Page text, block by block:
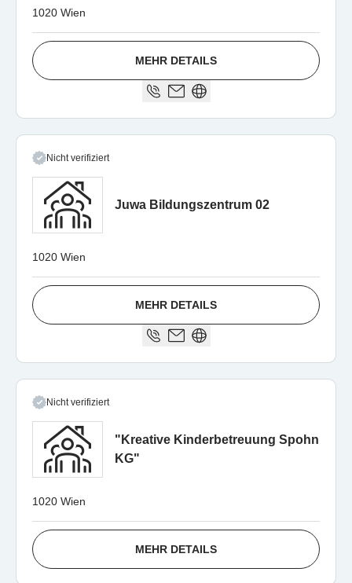
1020 Wien
MEHR DETAILS
Nicht verifiziert
Juwa Bildungszentrum 02
1020 Wien
MEHR DETAILS
Nicht verifiziert
"Kreative Kinderbetreuung Spohn
KG"
1020 Wien
MEHR DETAILS